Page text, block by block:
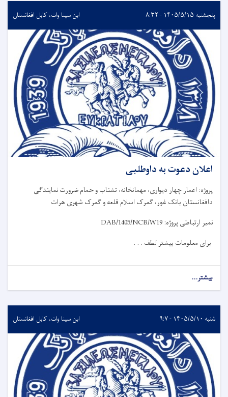
پنجشنبه ۱۴۰۵/۵/۱۵ - ۸:۳۲ ابن سینا وات، کابل افغانستان
اعلان دعوت به داوطلبی
پروژه: اعمار چهار دیواری، مهمانخانه، تشناب و حمام ضرورت نمایندگی
دافغانستان بانک غور، گمرک اسلام قلعه و گمرک شهری هرات
نمبر ارتباطی پروژه: DAB/1405/NCB/W19
برای معلومات بیشتر لطف . . .
بیشتر...
شنبه ۱۴۰۵/۵/۱۰ - ۹:۷ ابن سینا وات، کابل افغانستان